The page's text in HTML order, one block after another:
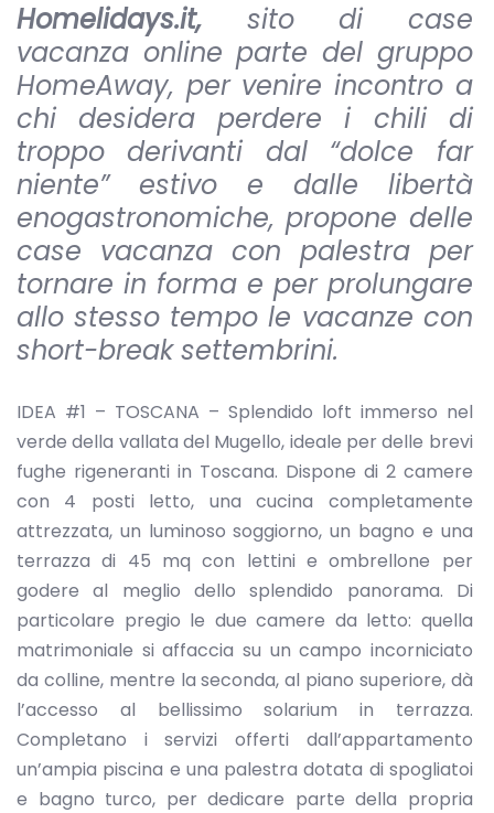
Homelidays.it, sito di case
vacanza online parte del gruppo
HomeAway, per venire incontro a
chi desidera perdere i chili di
troppo derivanti dal “dolce far
niente” estivo e dalle libertà
enogastronomiche, propone delle
case vacanza con palestra per
tornare in forma e per prolungare
allo stesso tempo le vacanze con
short-break settembrini.
IDEA #1 – TOSCANA – Splendido loft immerso nel
verde della vallata del Mugello, ideale per delle brevi
fughe rigeneranti in Toscana. Dispone di 2 camere
con 4 posti letto, una cucina completamente
attrezzata, un luminoso soggiorno, un bagno e una
terrazza di 45 mq con lettini e ombrellone per
godere al meglio dello splendido panorama. Di
particolare pregio le due camere da letto: quella
matrimoniale si affaccia su un campo incorniciato
da colline, mentre la seconda, al piano superiore, dà
l’accesso al bellissimo solarium in terrazza.
Completano i servizi offerti dall’appartamento
un’ampia piscina e una palestra dotata di spogliatoi
e bagno turco, per dedicare parte della propria